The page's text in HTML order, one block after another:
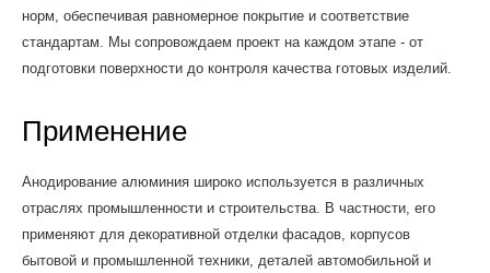
норм, обеспечивая равномерное покрытие и соответствие
стандартам. Мы сопровождаем проект на каждом этапе - от
подготовки поверхности до контроля качества готовых изделий.
Применение
Анодирование алюминия широко используется в различных
отраслях промышленности и строительства. В частности, его
применяют для декоративной отделки фасадов, корпусов
бытовой и промышленной техники, деталей автомобильной и